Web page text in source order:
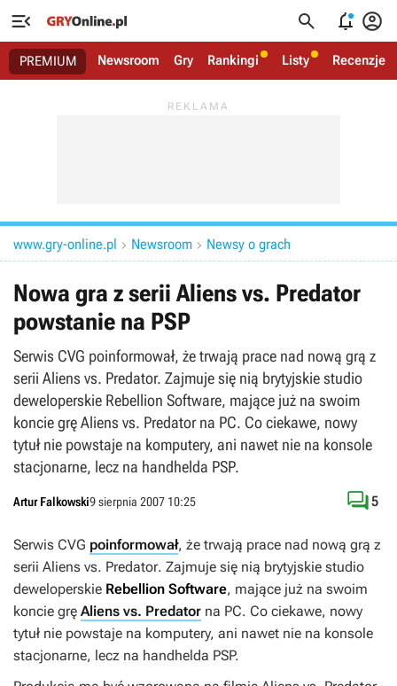
   
PREMIUM Newsroom Gry Rankingi Listy Recenzje
www.gry-online.pl  Newsroom  Newsy o grach
Nowa gra z serii Aliens vs. Predator
powstanie na PSP
Serwis CVG poinformował, że trwają prace nad nową grą z
serii Aliens vs. Predator. Zajmuje się nią brytyjskie studio
deweloperskie Rebellion Software, mające już na swoim
koncie grę Aliens vs. Predator na PC. Co ciekawe, nowy
tytuł nie powstaje na komputery, ani nawet nie na konsole
stacjonarne, lecz na handhelda PSP.
Artur Falkowski9 sierpnia 2007 10:25 5
Serwis CVG poinformował, że trwają prace nad nową grą z
serii Aliens vs. Predator. Zajmuje się nią brytyjskie studio
deweloperskie Rebellion Software, mające już na swoim
koncie grę Aliens vs. Predator na PC. Co ciekawe, nowy
tytuł nie powstaje na komputery, ani nawet nie na konsole
stacjonarne, lecz na handhelda PSP.